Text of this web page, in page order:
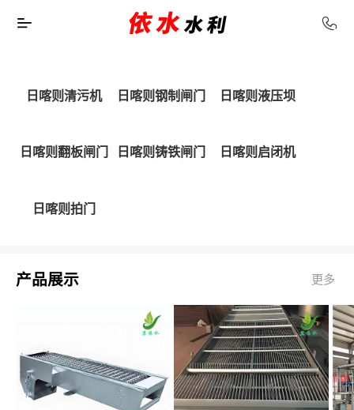
日喀则清污机 日喀则钢制闸门 日喀则液压坝
日喀则翻板闸门 日喀则铸铁闸门 日喀则启闭机
日喀则拍门
产品展示 更多